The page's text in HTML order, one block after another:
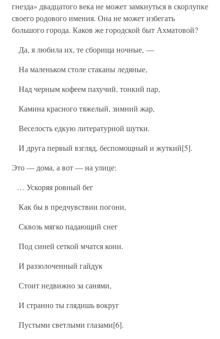
гнезда» двадцатого века не может замкнуться в скорлупке
своего родового имения. Она не может избегать
большого города. Каков же городской быт Ахматовой?
Да, я любила их, те сборища ночные, —
На маленьком столе стаканы ледяные,
Над черным кофеем пахучий, тонкий пар,
Камина красного тяжелый, зимний жар,
Веселость едкую литературной шутки.
И друга первый взгляд, беспомощный и жуткий[5].
Это — дома, а вот — на улице:
… Ускоряя ровный бег
Как бы в предчувствии погони,
Сквозь мягко падающий снег
Под синей сеткой мчатся кони.
И раззолоченный гайдук
Стоит недвижно за санями,
И странно ты глядишь вокруг
Пустыми светлыми глазами[6].